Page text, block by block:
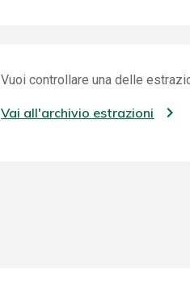
Vuoi controllare una delle
Vai all'archivio estrazioni